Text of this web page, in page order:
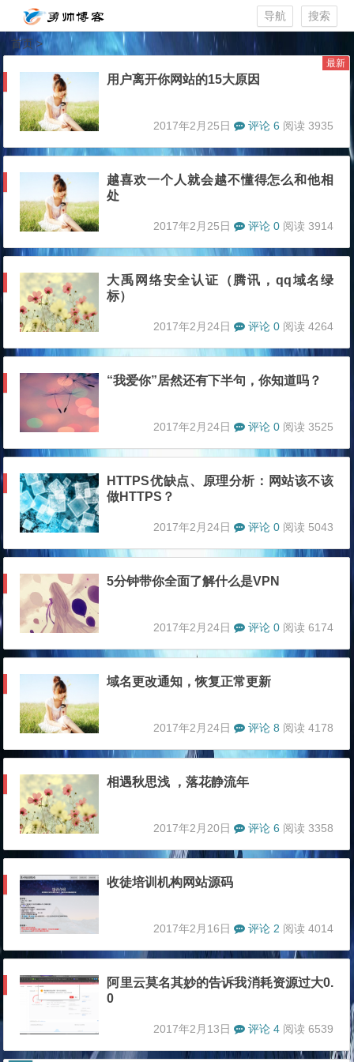
搜索
导航
首页>
用户离开你网站的15大原因
最新
2017年2月25日 评论 6 阅读 3935
越喜欢一个人就会越不懂得怎么和他相
处
2017年2月25日 评论 0 阅读 3914
大禹网络安全认证（腾讯，qq域名绿
标）
2017年2月24日 评论 0 阅读 4264
“我爱你”居然还有下半句，你知道吗？
2017年2月24日 评论 0 阅读 3525
HTTPS优缺点、原理分析：网站该不该
做HTTPS？
2017年2月24日 评论 0 阅读 5043
5分钟带你全面了解什么是VPN
2017年2月24日 评论 0 阅读 6174
域名更改通知，恢复正常更新
2017年2月24日 评论 8 阅读 4178
相遇秋思浅 ，落花静流年
2017年2月20日 评论 6 阅读 3358
收徒培训机构网站源码
2017年2月16日 评论 2 阅读 4014
阿里云莫名其妙的告诉我消耗资源过大0.
0
2017年2月13日 评论 4 阅读 6539